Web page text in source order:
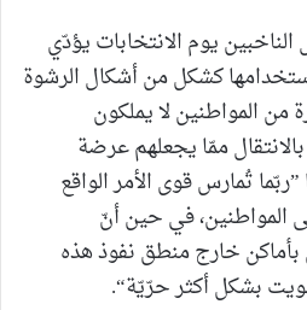
يوم الانتخابات يؤدّي
كشكل من أشكال الرشوة
من المواطنين لا يملكون
ممّا يجعلهم عرضة
تُمارس قوى الأمر الواقع
المواطنين، في حين أنّ
بأماكن خارج منطق نفوذ هذه
بشكل أكثر حرّيّة“.